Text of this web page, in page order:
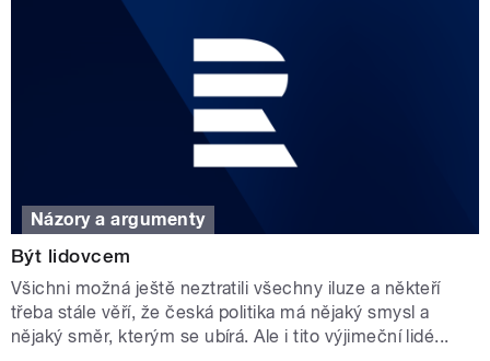
Názory a argumenty
Být lidovcem
Všichni možná ještě neztratili všechny iluze a někteří
třeba stále věří, že česká politika má nějaký smysl a
nějaký směr, kterým se ubírá. Ale i tito výjimeční lidé...